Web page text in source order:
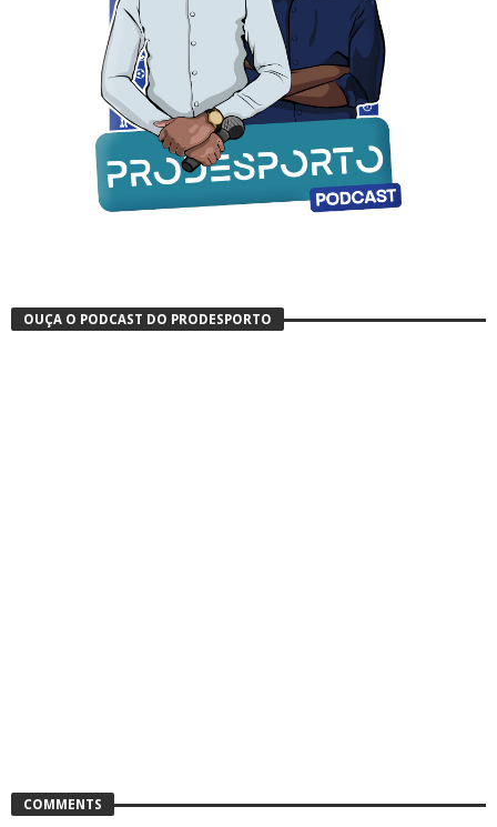
OUÇA O PODCAST DO PRODESPORTO
COMMENTS